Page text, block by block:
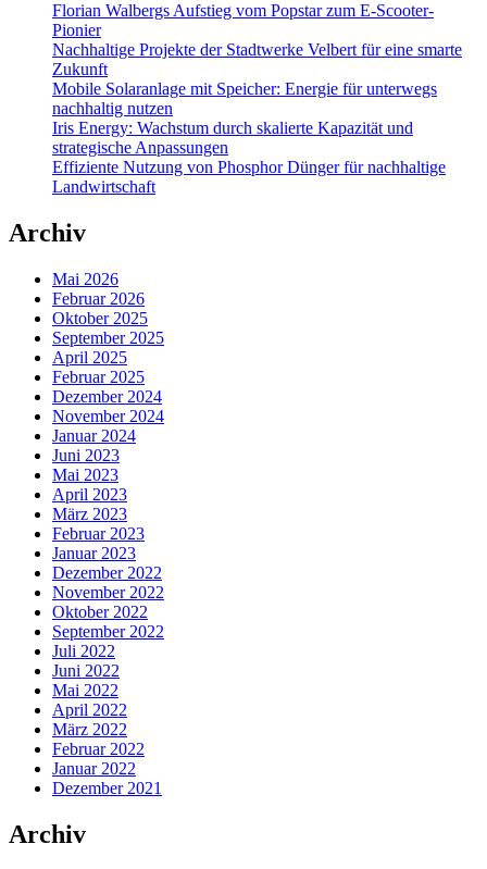
Florian Walbergs Aufstieg vom Popstar zum E-Scooter-
Pionier
Nachhaltige Projekte der Stadtwerke Velbert für eine smarte
Zukunft
Mobile Solaranlage mit Speicher: Energie für unterwegs
nachhaltig nutzen
Iris Energy: Wachstum durch skalierte Kapazität und
strategische Anpassungen
Effiziente Nutzung von Phosphor Dünger für nachhaltige
Landwirtschaft
Archiv
Mai 2026
Februar 2026
Oktober 2025
September 2025
April 2025
Februar 2025
Dezember 2024
November 2024
Januar 2024
Juni 2023
Mai 2023
April 2023
März 2023
Februar 2023
Januar 2023
Dezember 2022
November 2022
Oktober 2022
September 2022
Juli 2022
Juni 2022
Mai 2022
April 2022
März 2022
Februar 2022
Januar 2022
Dezember 2021
Archiv